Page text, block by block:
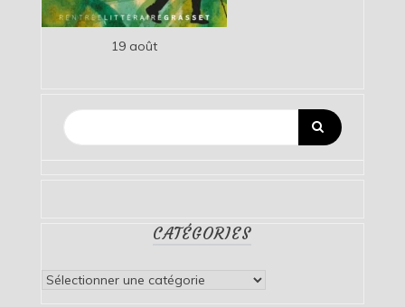
19 août
CATÉGORIES
Catégories